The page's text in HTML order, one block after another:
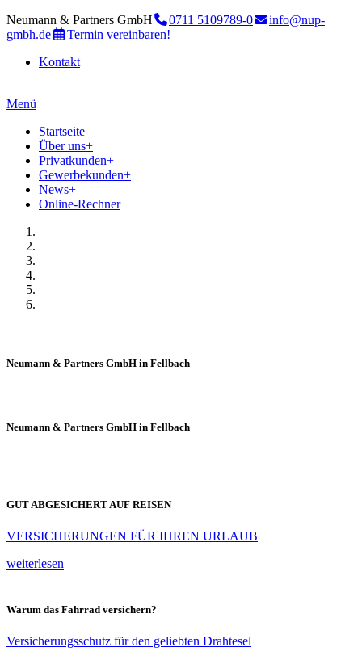
Neumann & Partners GmbH 0711 5109789-0
info@nup-
gmbh.de
Termin vereinbaren!
Kontakt
Menü
Startseite
Über uns+
Privatkunden+
Gewerbekunden+
News+
Online-Rechner
Neumann & Partners GmbH in Fellbach
Neumann & Partners GmbH in Fellbach
GUT ABGESICHERT AUF REISEN
VERSICHERUNGEN FÜR IHREN URLAUB
weiterlesen
Warum das Fahrrad versichern?
Versicherungsschutz für den geliebten Drahtesel